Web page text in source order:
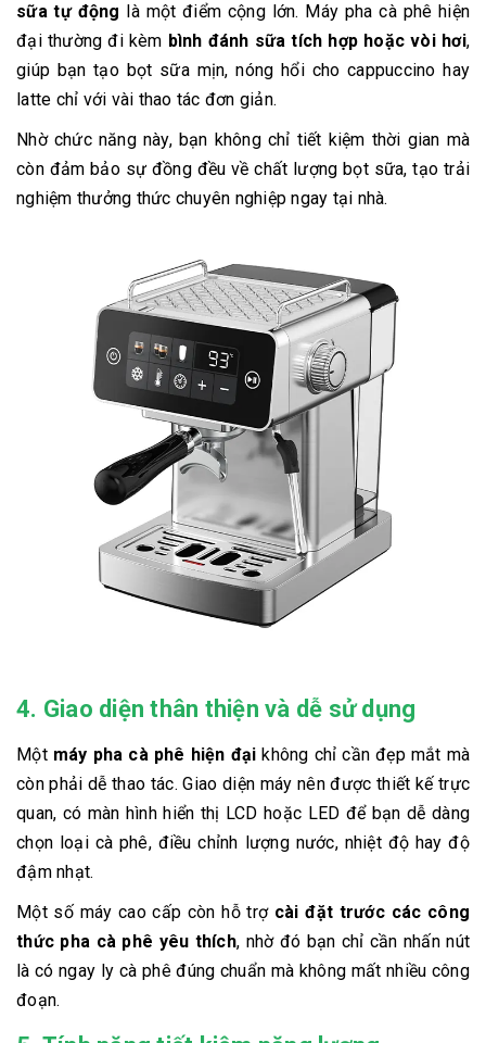
sữa tự động là một điểm cộng lớn. Máy pha cà phê hiện
đại thường đi kèm bình đánh sữa tích hợp hoặc vòi hơi,
giúp bạn tạo bọt sữa mịn, nóng hổi cho cappuccino hay
latte chỉ với vài thao tác đơn giản.
Nhờ chức năng này, bạn không chỉ tiết kiệm thời gian mà
còn đảm bảo sự đồng đều về chất lượng bọt sữa, tạo trải
nghiệm thưởng thức chuyên nghiệp ngay tại nhà.
4. Giao diện thân thiện và dễ sử dụng
Một máy pha cà phê hiện đại không chỉ cần đẹp mắt mà
còn phải dễ thao tác. Giao diện máy nên được thiết kế trực
quan, có màn hình hiển thị LCD hoặc LED để bạn dễ dàng
chọn loại cà phê, điều chỉnh lượng nước, nhiệt độ hay độ
đậm nhạt.
Một số máy cao cấp còn hỗ trợ cài đặt trước các công
thức pha cà phê yêu thích, nhờ đó bạn chỉ cần nhấn nút
là có ngay ly cà phê đúng chuẩn mà không mất nhiều công
đoạn.